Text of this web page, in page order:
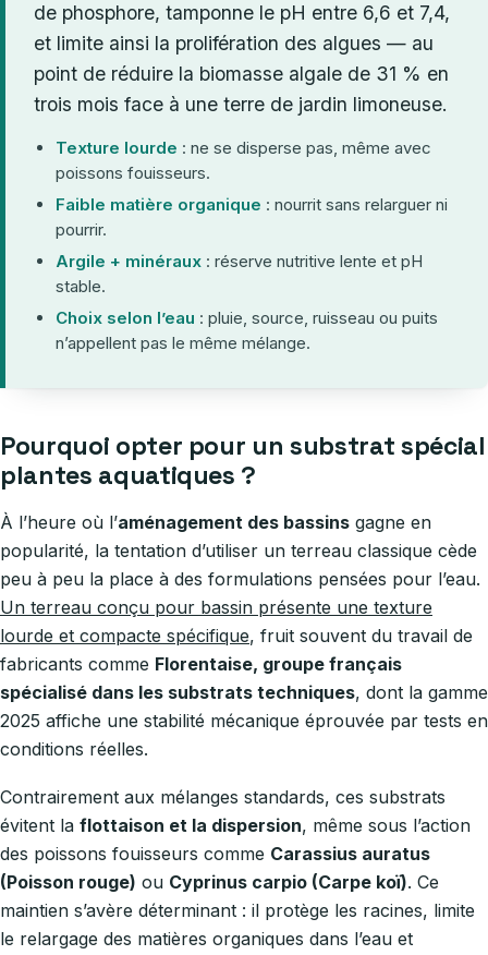
de phosphore, tamponne le pH entre 6,6 et 7,4,
et limite ainsi la prolifération des algues — au
point de réduire la biomasse algale de 31 % en
trois mois face à une terre de jardin limoneuse.
Texture lourde : ne se disperse pas, même avec
poissons fouisseurs.
Faible matière organique : nourrit sans relarguer ni
pourrir.
Argile + minéraux : réserve nutritive lente et pH
stable.
Choix selon l’eau : pluie, source, ruisseau ou puits
n’appellent pas le même mélange.
Pourquoi opter pour un substrat spécial
plantes aquatiques ?
À l’heure où l’aménagement des bassins gagne en
popularité, la tentation d’utiliser un terreau classique cède
peu à peu la place à des formulations pensées pour l’eau.
Un terreau conçu pour bassin présente une texture
lourde et compacte spécifique, fruit souvent du travail de
fabricants comme Florentaise, groupe français
spécialisé dans les substrats techniques, dont la gamme
2025 affiche une stabilité mécanique éprouvée par tests en
conditions réelles.
Contrairement aux mélanges standards, ces substrats
évitent la flottaison et la dispersion, même sous l’action
des poissons fouisseurs comme Carassius auratus
(Poisson rouge) ou Cyprinus carpio (Carpe koï). Ce
maintien s’avère déterminant : il protège les racines, limite
le relargage des matières organiques dans l’eau et